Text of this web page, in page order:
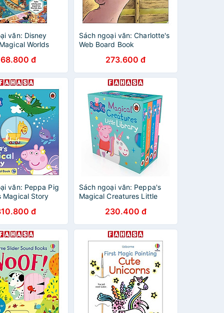
văn: Disney
Worlds
đ
Sách ngoại văn: Charlotte's
Web Board Book
273.600 đ
văn: Peppa Pig
Magical Story
đ
Sách ngoại văn: Peppa's
Magical Creatures Little
230.400 đ